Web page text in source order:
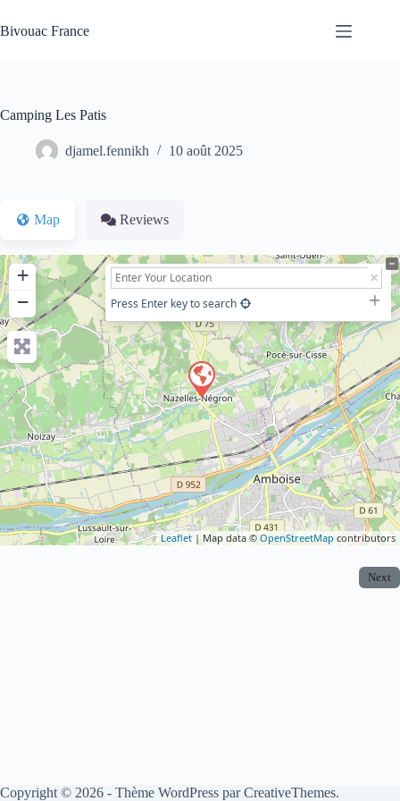
au
contenu
Bivouac France
Camping Les Patis
djamel.fennikh 10 août 2025
Map Reviews
+
−
Press Enter key to search
Leaflet | Map data © OpenStreetMap contributors
Next
Copyright © 2026 - Thème WordPress parCreativeThemes.